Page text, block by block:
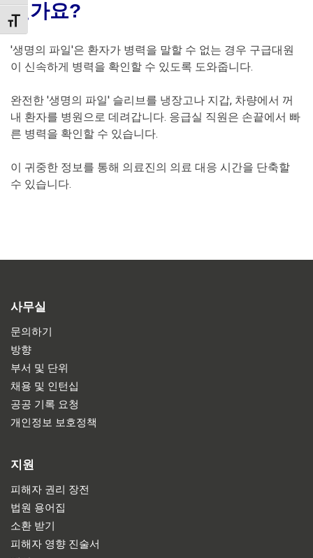
TOGGLE FONT SIZE
인가요?
'생명의 파일'은 환자가 병력을 말할 수 없는 경우 구급대원
이 신속하게 병력을 확인할 수 있도록 도와줍니다.
완전한 '생명의 파일' 슬리브를 냉장고나 지갑, 차량에서 꺼
내 환자를 병원으로 데려갑니다. 응급실 직원은 손끝에서 빠
른 병력을 확인할 수 있습니다.
이 귀중한 정보를 통해 의료진의 의료 대응 시간을 단축할
수 있습니다.
사무실
문의하기
방향
부서 및 단위
채용 및 인턴십
공공 기록 요청
개인정보 보호정책
지원
피해자 권리 장전
법원 용어집
소환 받기
피해자 영향 진술서